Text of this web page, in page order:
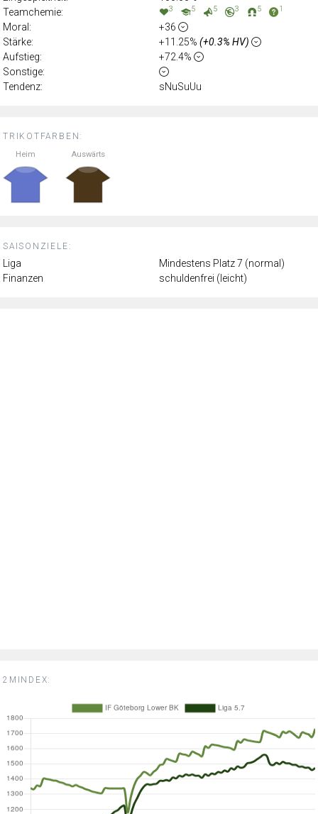
TRIKOTFARBEN:
Heim Auswärts
SAISONZIELE:
Liga
Mindestens Platz 7 (normal)
Finanzen
schuldenfrei (leicht)
2MINDEX:
Teamchemie:
3 5 5 3 5 1
Moral:
+36
Stärke:
+11.25% (+0.3% HV)
Aufstieg:
+72.4%
Sonstige:
Tendenz:
sNuSuUu